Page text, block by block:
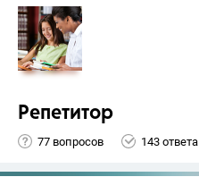
Репетитор
77 вопросов 143 ответа